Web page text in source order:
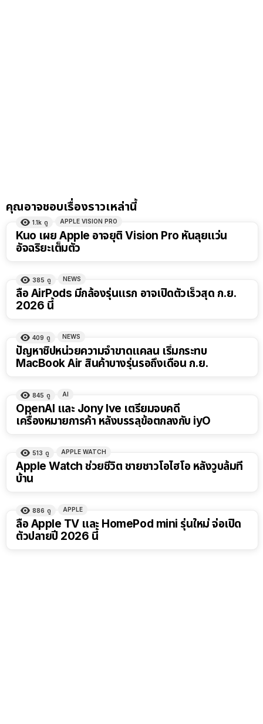
คุณอาจชอบเรื่องราวเหล่านี้
1.1k ดู APPLE VISION PRO
Kuo เผย Apple อาจยุติ Vision Pro หันลุยแว่น
อัจฉริยะเต็มตัว
385 ดู NEWS
ลือ AirPods มีกล้องรุ่นแรก อาจเปิดตัวเร็วสุด ก.ย.
2026 นี้
409 ดู NEWS
ปัญหาชิปหน่วยความจำขาดแคลน เริ่มกระทบ
MacBook Air สินค้าบางรุ่นรอถึงเดือน ก.ย.
845 ดู AI
OpenAI และ Jony Ive เตรียมจบคดี
เครื่องหมายการค้า หลังบรรลุข้อตกลงกับ iyO
513 ดู APPLE WATCH
Apple Watch ช่วยชีวิต ชายชาวโอไฮโอ หลังวูบล้มที่
บ้าน
886 ดู APPLE
ลือ Apple TV และ HomePod mini รุ่นใหม่ จ่อเปิด
ตัวปลายปี 2026 นี้